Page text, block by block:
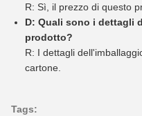
R: Sì, il prezzo di questo
D: Quali sono i dettagli
prodotto?
R: I dettagli
cartone.
Tags: